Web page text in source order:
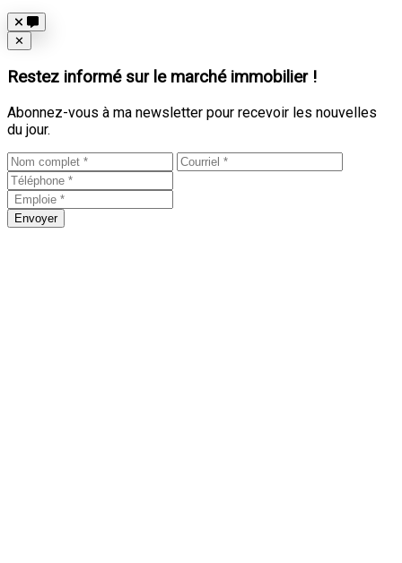
Close
✕
Restez informé sur le marché immobilier !
Abonnez-vous à ma newsletter pour recevoir les nouvelles
du jour.
Envoyer